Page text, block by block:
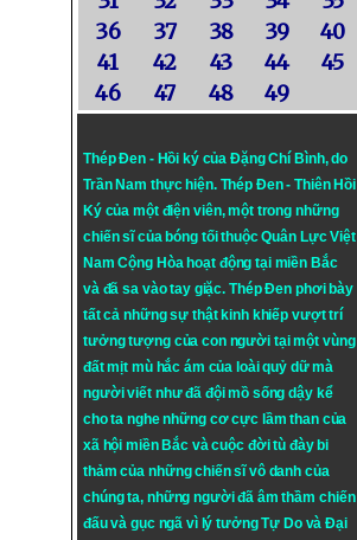
36
37 38 39
40
41
42 43 44
45
46
47 48 49
Thép Đen - Hồi ký của Đặng Chí Bình, do
Trần Nam thực hiện. Thép Đen- Thiên Hồi
Ký của một điện viên, một trong những
chiến sĩ của bóng tối thuộc Quân Lực Việt
Nam Cộng Hòa hoạt động tại miền Bắc
và đã sa vào tay giặc. Thép Đen phơi bày
tất cả những sự thật kinh khiếp vượt trí
tưởng tượng của con người tại một vùng
đất mịt mù hắc ám của loài quỷ dữ mà
người viết như đã đội mồ sống dậy kể
cho ta nghe những cơ cực lầm than của
xã hội miền Bắc và cuộc đời tù đày bi
thảm của những chiến sĩ vô danh của
chúng ta, những người đã âm thầm chiến
đấu và gục ngã vì lý tưởngTự DovàĐại